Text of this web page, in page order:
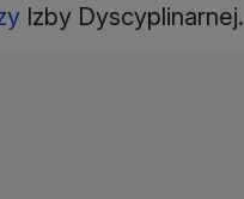
Izby Dyscyplinarnej.